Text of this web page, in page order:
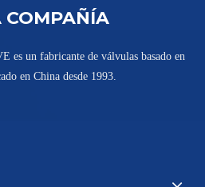
COMPAÑÍA
es un fabricante de válvulas basado en
en China desde 1993.